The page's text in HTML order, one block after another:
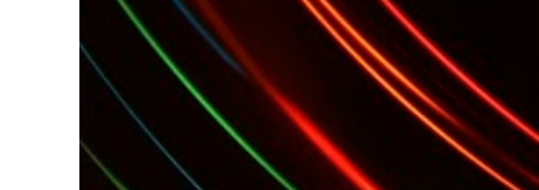
escaleras mecánicas? Y los horarios de los
trenes ? Cada línea tiene los suyos… podes
saber cuándo abre y a qué hora cierra cada
una de e...